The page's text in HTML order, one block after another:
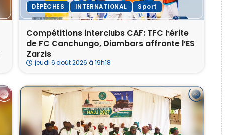
DÉPÊCHES INTERNATIONAL Sport
‎Compétitions interclubs CAF: TFC hérite
de FC Canchungo, Diambars affronte l’ES
Zarzis
jeudi 6 août 2026 à 19h18